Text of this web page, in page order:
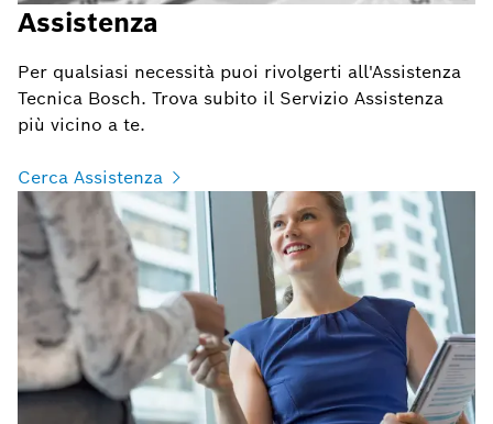
Assistenza
Per qualsiasi necessità puoi rivolgerti all'Assistenza
Tecnica Bosch. Trova subito il Servizio Assistenza
più vicino a te.
Cerca Assistenza